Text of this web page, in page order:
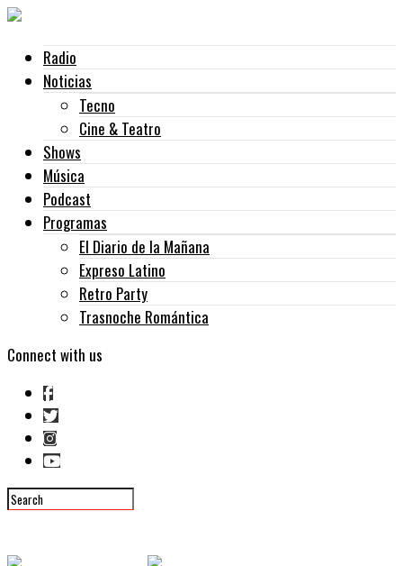
Radio
Noticias
Tecno
Cine & Teatro
Shows
Música
Podcast
Programas
El Diario de la Mañana
Expreso Latino
Retro Party
Trasnoche Romántica
Connect with us